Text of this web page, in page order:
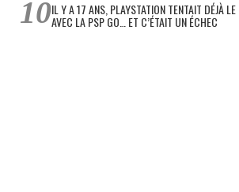
IL Y A 17 ANS, PLAYSTATION TENTAIT DÉJÀ
AVEC LA PSP GO… ET C’ÉTAIT UN ÉCHEC